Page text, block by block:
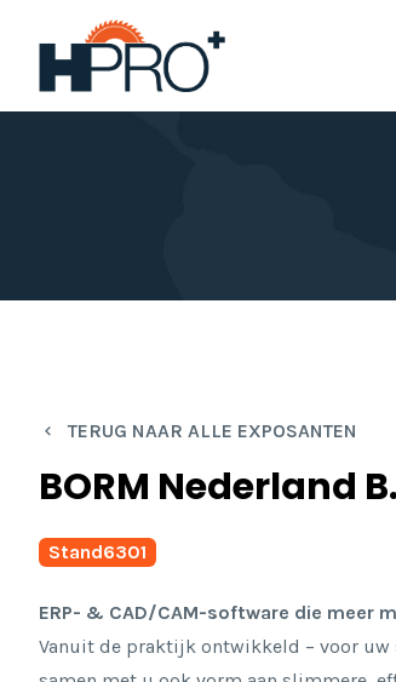
TERUG NAAR ALLE EXPOSANTEN
BORM Nederland
Stand6301
ERP- & CAD/CAM-software die meer
Vanuit de praktijk ontwikkeld – voor uw